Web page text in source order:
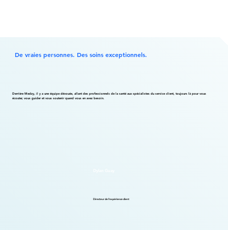
De vraies personnes. Des soins exceptionnels.
Derrière Medzy, il y a une équipe dévouée, allant des professionnels de la santé aux spécialistes du service client, toujours là pour vous
écouter, vous guider et vous soutenir quand vous en avez besoin.
Directeur de l'expérience client